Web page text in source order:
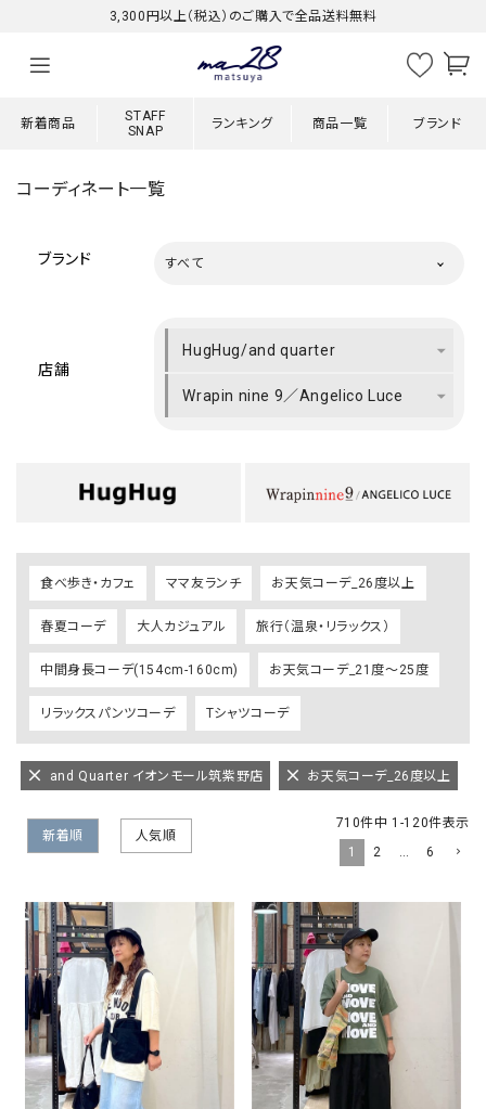
3,300円以上（税込）のご購入で全品送料無料
新着商品
STAFF
SNAP
ランキング 商品一覧 ブランド
コーディネート一覧
ブランド すべて
店舗
HugHug/and quarter
Wrapin nine 9／Angelico Luce
食べ歩き・カフェ ママ友ランチ お天気コーデ_26度以上
春夏コーデ 大人カジュアル 旅行（温泉・リラックス）
中間身長コーデ(154cm-160cm) お天気コーデ_21度～25度
リラックスパンツコーデ Tシャツコーデ
and Quarter イオンモール筑紫野店 お天気コーデ_26度以上
新着順 人気順
710件中 1 -120件表示
1
2 … 6